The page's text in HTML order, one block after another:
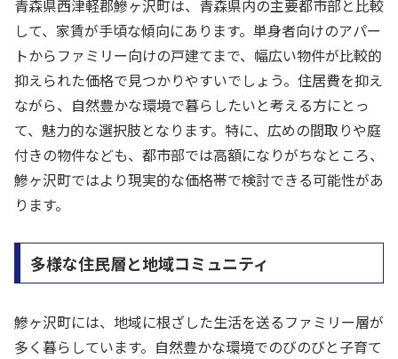
青森県西津軽郡鰺ヶ沢町は、青森県内の主要都市部と比較
して、家賃が手頃な傾向にあります。単身者向けのアパー
トからファミリー向けの戸建てまで、幅広い物件が比較的
抑えられた価格で見つかりやすいでしょう。住居費を抑え
ながら、自然豊かな環境で暮らしたいと考える方にとっ
て、魅力的な選択肢となります。特に、広めの間取りや庭
付きの物件なども、都市部では高額になりがちなところ、
鰺ヶ沢町ではより現実的な価格帯で検討できる可能性があ
ります。
多様な住民層と地域コミュニティ
鰺ヶ沢町には、地域に根ざした生活を送るファミリー層が
多く暮らしています。自然豊かな環境でのびのびと子育て